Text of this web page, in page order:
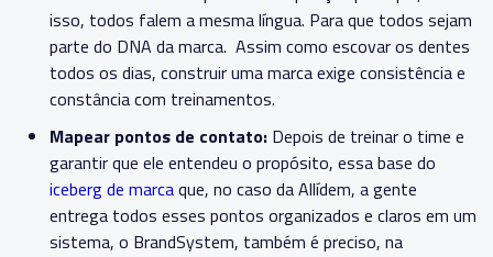
isso, todos falem a mesma língua. Para que todos sejam
parte do DNA da marca. Assim como escovar os dentes
todos os dias, construir uma marca exige consistência e
constância com treinamentos.
Mapear pontos de contato: Depois de treinar o time e
garantir que ele entendeu o propósito, essa base do
iceberg de marcaque, no caso da Allídem, a gente
entrega todos esses pontos organizados e claros em um
sistema, o BrandSystem, também é preciso, na